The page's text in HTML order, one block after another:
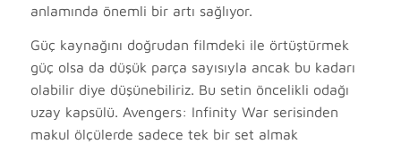
anlamında önemli bir artı sağlıyor.
Güç kaynağını doğrudan filmdeki ile örtüştürmek
güç olsa da düşük parça sayısıyla ancak bu kadarı
olabilir diye düşünebiliriz. Bu setin öncelikli odağı
uzay kapsülü. Avengers: Infinity War serisinden
makul ölçülerde sadece tek bir set almak